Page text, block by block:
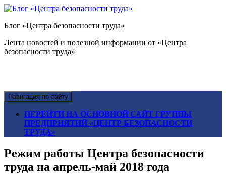
Блог «Центра безопасности труда»
Лента новостей и полезной информации от «Центра
безопасности труда»
Навигация по сайту
ПЕРЕЙТИ НА ОСНОВНОЙ САЙТ ГРУППЫ
ПРЕДПРИЯТИЙ «ЦЕНТР БЕЗОПАСНОСТИ
ТРУДА»
Режим работы Центра безопасности
труда на апрель-май 2018 года